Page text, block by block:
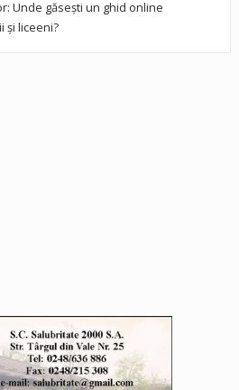
Unde găsești un ghid online
și liceeni?